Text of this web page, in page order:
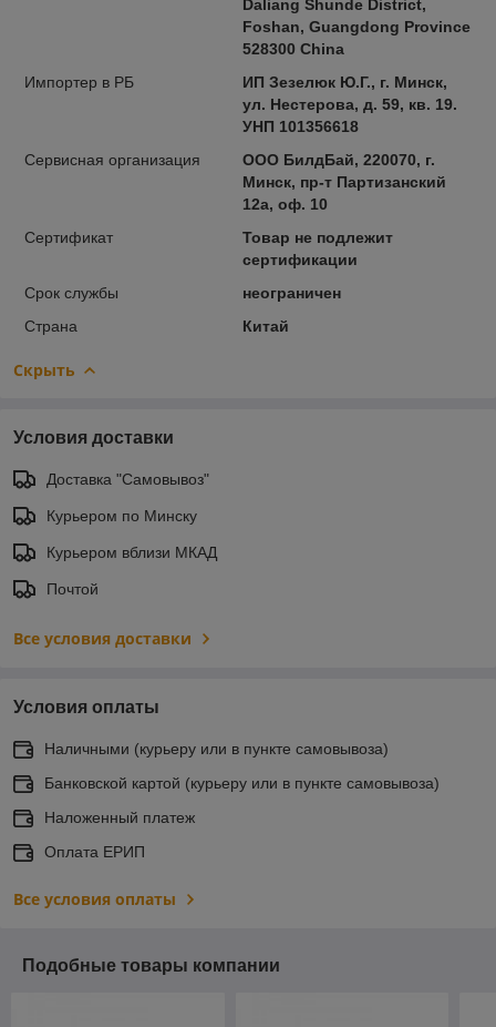
Daliang Shunde District,
Foshan, Guangdong Province
528300 China
Импортер в РБ
ИП Зезелюк Ю.Г., г. Минск,
ул. Нестерова, д. 59, кв. 19.
УНП 101356618
Сервисная организация
ООО БилдБай, 220070, г.
Минск, пр-т Партизанский
12а, оф. 10
Сертификат
Товар не подлежит
сертификации
Срок службы
неограничен
Страна
Китай
Скрыть
Условия доставки
Доставка "Самовывоз"
Курьером по Минску
Курьером вблизи МКАД
Почтой
Все условия доставки
Условия оплаты
Наличными (курьеру или в пункте самовывоза)
Банковской картой (курьеру или в пункте самовывоза)
Наложенный платеж
Оплата ЕРИП
Все условия оплаты
Подобные товары компании